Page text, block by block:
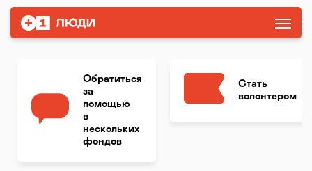
Обратиться
за
помощью
в
нескольких
фондов
Стать
волонтером